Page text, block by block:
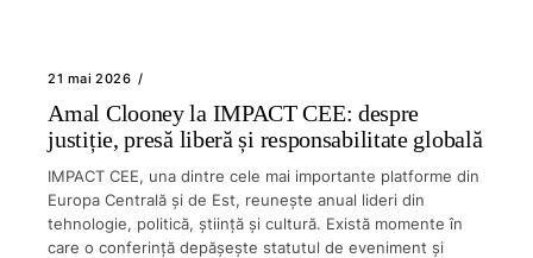
21 mai 2026
Amal Clooney la IMPACT CEE: despre
justiție, presă liberă și responsabilitate globală
IMPACT CEE, una dintre cele mai importante platforme din
Europa Centrală și de Est, reunește anual lideri din
tehnologie, politică, știință și cultură. Există momente în
care o conferință depășește statutul de eveniment și